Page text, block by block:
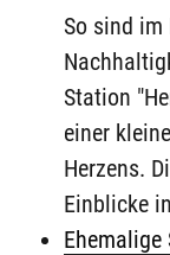
So sind im
Station
einer
Herzens.
Einblicke
Ehemalige